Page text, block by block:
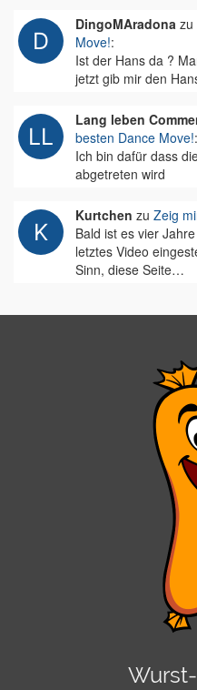
DingoMAradona zu
Move!:
Ist der Hans da ?
jetzt gib mir den
Lang leben
besten Dance Move!:
Ich bin dafür dass
abgetreten wird
Kurtchen zu Zeig
Bald ist es vier
letztes Video
Sinn, diese Seite…